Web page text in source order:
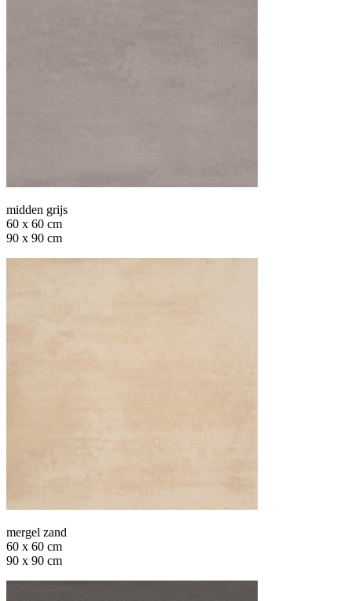
midden grijs
60 x 60 cm
90 x 90 cm
mergel zand
60 x 60 cm
90 x 90 cm